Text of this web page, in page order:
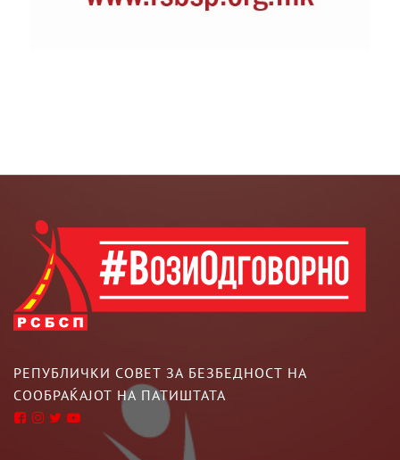
РЕПУБЛИЧКИ СОВЕТ ЗА БЕЗБЕДНОСТ НА
СООБРАЌАЈОТ НА ПАТИШТАТА